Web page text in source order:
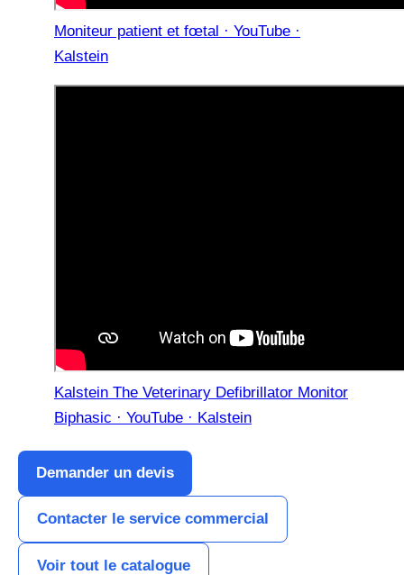
Moniteur patient et fœtal · YouTube ·
Kalstein
Kalstein The Veterinary Defibrillator Monitor
Biphasic · YouTube · Kalstein
Demander un devis
Contacter le service commercial
Voir tout le catalogue